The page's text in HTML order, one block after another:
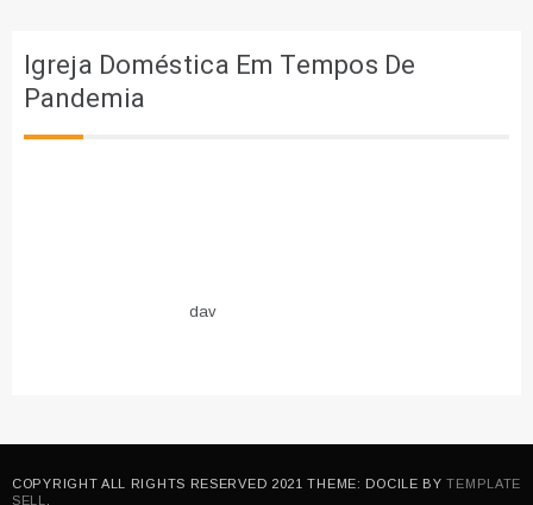
Igreja Doméstica Em Tempos De
Pandemia
dav
COPYRIGHT ALL RIGHTS RESERVED 2021 THEME: DOCILE BYTEMPLATE
SELL